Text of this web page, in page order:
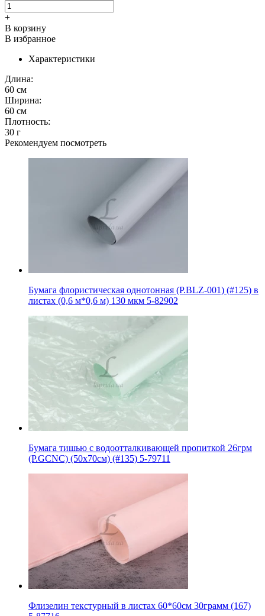
+
В корзину
В избранное
Характеристики
Длина:
60 см
Ширина:
60 см
Плотность:
30 г
Рекомендуем посмотреть
Бумага флористическая однотонная (P.BLZ-001) (#125) в
листах (0,6 м*0,6 м) 130 мкм 5-82902
Бумага тишью с водоотталкивающей пропиткой 26грм
(P.GCNC) (50x70см) (#135) 5-79711
Флизелин текстурный в листах 60*60см 30грамм (167)